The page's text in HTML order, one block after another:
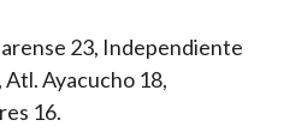
23, Independiente
Atl. Ayacucho 18,
16.